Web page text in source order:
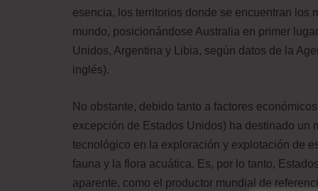
esencia, los territorios donde se encuentran los
mundo, posicionándose Australia en primer
Unidos, Argentina y Libia, según datos de la
inglés).
No obstante, debido tanto a factores
excepción de Estados Unidos) ha destinado un
tecnológico en la exploración y explotación de
fauna y la flora acuática. Es, por lo tanto,
aparente, como el productor mundial de